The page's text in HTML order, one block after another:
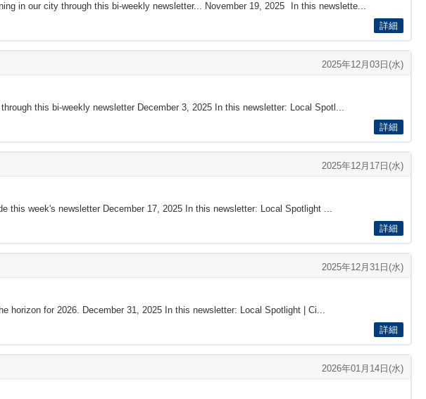
in our city through this bi-weekly newsletter... November 19 , 2025 In this newslette...
詳細
2025年12月03日(水)
this bi-weekly newsletter December 3 , 2025 In this newsletter: Local Spotl...
詳細
2025年12月17日(水)
this week's newsletter December 17, 2025 In this newsletter: Local Spotlight ...
詳細
2025年12月31日(水)
horizon for 2026. December 31, 2025 In this newsletter: Local Spotlight | Ci...
詳細
2026年01月14日(水)